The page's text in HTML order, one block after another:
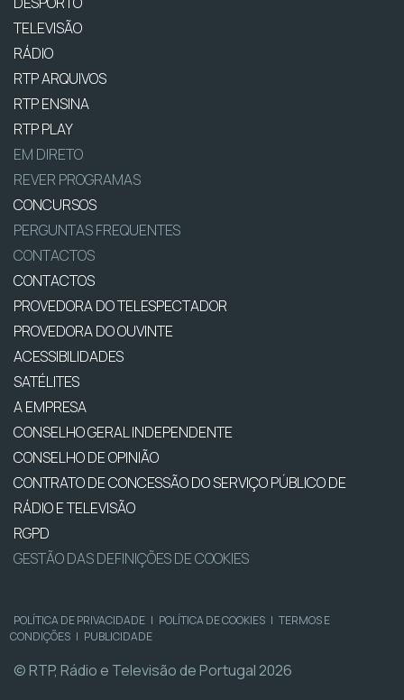
TELEVISÃO
RÁDIO
RTP ARQUIVOS
RTP ENSINA
RTP PLAY
EM DIRETO
REVER PROGRAMAS
CONCURSOS
PERGUNTAS FREQUENTES
CONTACTOS
CONTACTOS
PROVEDORA DO TELESPECTADOR
PROVEDORA DO OUVINTE
ACESSIBILIDADES
SATÉLITES
A EMPRESA
CONSELHO GERAL INDEPENDENTE
CONSELHO DE OPINIÃO
CONTRATO DE CONCESSÃO DO SERVIÇO PÚBLICO DE
RÁDIO E TELEVISÃO
RGPD
GESTÃO DAS DEFINIÇÕES DE COOKIES
POLÍTICA DE PRIVACIDADE | POLÍTICA DE COOKIES | TERMOS E
CONDIÇÕES | PUBLICIDADE
© RTP, Rádio e Televisão de Portugal 2026